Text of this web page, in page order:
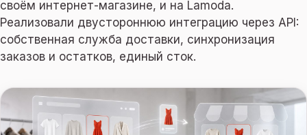
своём интернет-магазине, и на Lamoda.
Реализовали двустороннюю интеграцию через API:
собственная служба доставки, синхронизация
заказов и остатков, единый сток.